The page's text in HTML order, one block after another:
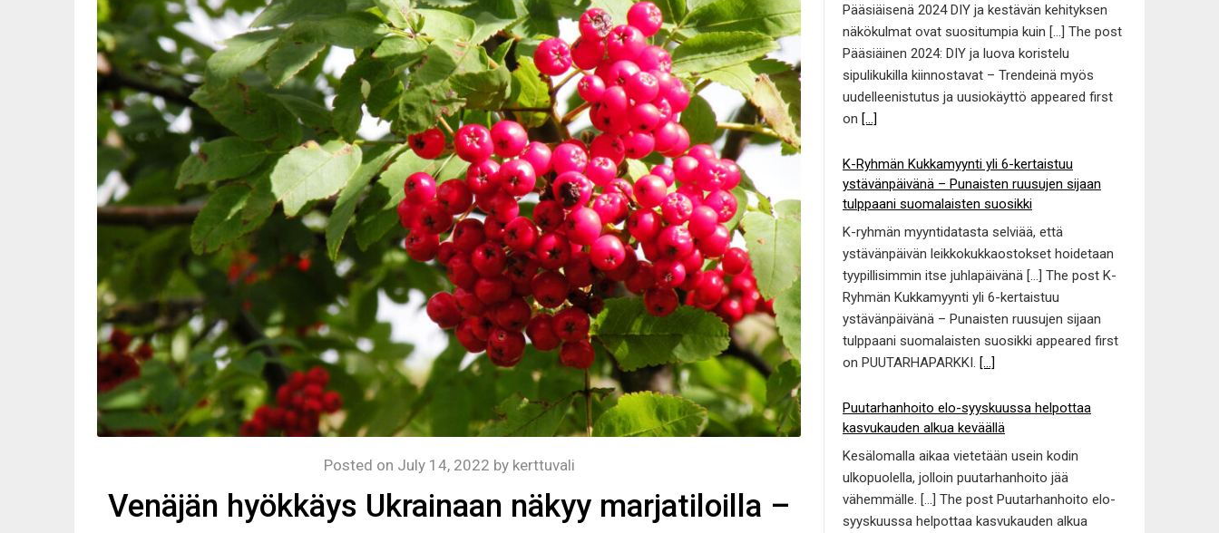
Venäjän hyökkäys Ukrainaan näkyy marjatiloilla –
Posted on July 14, 2022 by kerttuvali
Pääsiäisenä 2024 DIY ja kestävän kehityksen
näkökulmat ovat suositumpia kuin […] The post
Pääsiäinen 2024: DIY ja luova koristelu
sipulikukilla kiinnostavat – Trendeinä myös
uudelleenistutus ja uusiokäyttö appeared first
on [...]
K-Ryhmän Kukkamyynti yli 6-kertaistuu
ystävänpäivänä – Punaisten ruusujen sijaan
tulppaani suomalaisten suosikki
K-ryhmän myyntidatasta selviää, että
ystävänpäivän leikkokukkaostokset hoidetaan
tyypillisimmin itse juhlapäivänä […] The post K-
Ryhmän Kukkamyynti yli 6-kertaistuu
ystävänpäivänä – Punaisten ruusujen sijaan
tulppaani suomalaisten suosikki appeared first
on PUUTARHAPARKKI. [...]
Puutarhanhoito elo-syyskuussa helpottaa
kasvukauden alkua keväällä
Kesälomalla aikaa vietetään usein kodin
ulkopuolella, jolloin puutarhanhoito jää
vähemmälle. […] The post Puutarhanhoito elo-
syyskuussa helpottaa kasvukauden alkua